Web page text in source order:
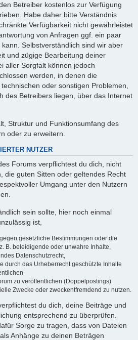
Betreiber kostenlos zur Verfügung
Habe daher bitte Verständnis
Verfügbarkeit nicht gewährleistet
von Anfragen ggf. ein paar
Selbstverständlich sind wir aber
und zügige Bearbeitung deiner
aller Sorgfalt können jedoch
werden, in denen die
oder sonstigen Problemen,
des Betreibers liegen, über das Internet
Struktur und Funktionsumfang des
oder zu erweitern.
NUTZER
Forums verpflichtest du dich, nicht
die guten Sitten oder geltendes Recht
Umgang unter den Nutzern
sein sollte, hier noch einmal
ist,
gesetzliche Bestimmungen oder die
B. beleidigende oder unwahre Inhalte,
Datenschutzrecht,
durch das Urheberrecht geschützte Inhalte
zu veröffentlichen (Doppelpostings)
Zwecke oder zweckentfremdend zu nutzen.
du dich, deine Beiträge und
entsprechend zu überprüfen.
Sorge zu tragen, dass von Dateien
Anhänge zu deinen Beträgen